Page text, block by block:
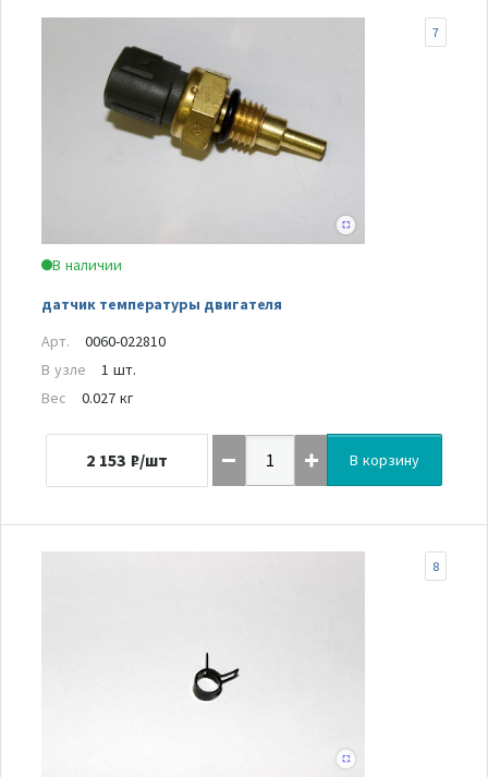
В наличии
датчик температуры двигателя
7
Арт.
0060-022810
В узле
1 шт.
Вес
0.027 кг
2 153 ₽/шт В корзину
8